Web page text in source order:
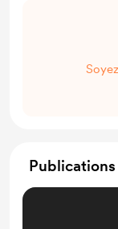
Publications